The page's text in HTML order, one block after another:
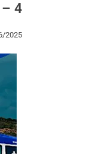
4
2025